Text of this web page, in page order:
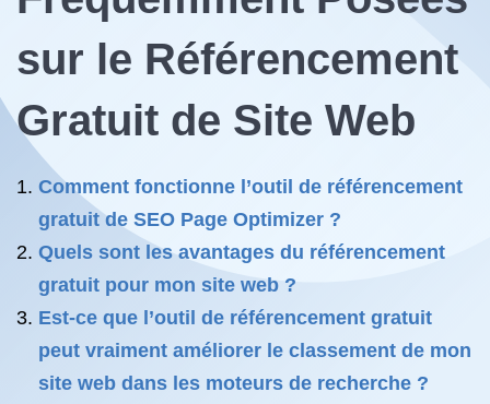
sur le Référencement
Gratuit de Site Web
Comment fonctionne l’outil de référencement
gratuit de SEO Page Optimizer ?
Quels sont les avantages du référencement
gratuit pour mon site web ?
Est-ce que l’outil de référencement gratuit
peut vraiment améliorer le classement de mon
site web dans les moteurs de recherche ?